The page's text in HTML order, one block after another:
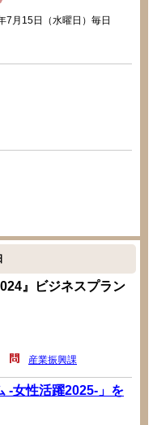
7月15日（水曜日）毎日
』ビジネスプラン
産業振興課
-女性活躍2025-」を